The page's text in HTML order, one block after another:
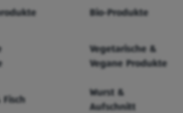
Bio-Produkte
Vegetarische &
Vegane Produkte
Fisch
Wurst &
Aufschnitt